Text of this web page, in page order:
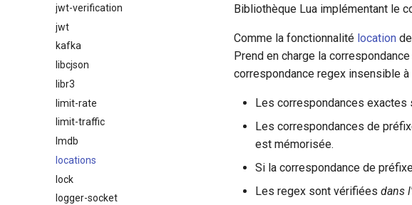
jwt-verification
jwt
kafka
libcjson
libr3
limit-rate
limit-traffic
lmdb
locations
lock
logger-socket
Bibliothèque Lua implémentant le
Comme la fonctionnalité location
Prend en charge la
correspondance regex insensible
Les correspondances exactes
Les correspondances de
est mémorisée.
Si la correspondance de
Les regex sont vérifiées dans